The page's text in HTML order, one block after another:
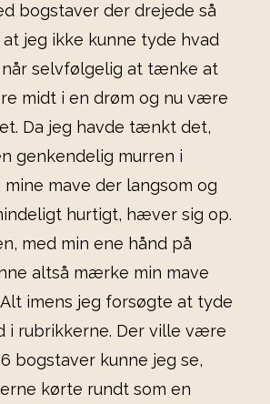
bogstaver der drejede så
jeg ikke kunne tyde hvad
når selvfølgelig at tænke at
midt i en drøm og nu være
Da jeg havde tænkt det,
genkendelig murren i
mave der langsom og
hurtigt, hæver sig op.
med min ene hånd på
altså mærke min mave
imens jeg forsøgte at tyde
i rubrikkerne. Der ville være
bogstaver kunne jeg se,
kørte rundt som en